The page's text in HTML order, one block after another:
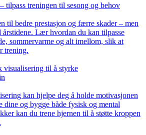
tilpass treningen til sesong og behov
til bedre prestasjon og færre skader – men
årstidene. Lær hvordan du kan tilpasse
sommervarme og alt imellom, slik at
trening.
visualisering til å styrke
kan hjelpe deg å holde motivasjonen
dine og bygge både fysisk og mental
kan du trene hjernen til å støtte kroppen